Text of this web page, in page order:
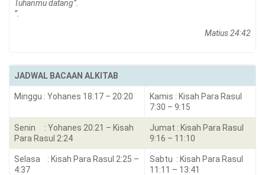
Tuhanmu datang”.
”.
Matius 24:42
JADWAL BACAAN ALKITAB
Minggu : Yohanes 18:17 – 20:20
Kamis : Kisah Para Rasul
7:30 – 9:15
Senin : Yohanes 20:21 – Kisah
Para Rasul 2:24
Jumat : Kisah Para Rasul
9:16 – 11:10
Selasa : Kisah Para Rasul 2:25 –
4:37
Sabtu : Kisah Para Rasul
11:11 – 13:41